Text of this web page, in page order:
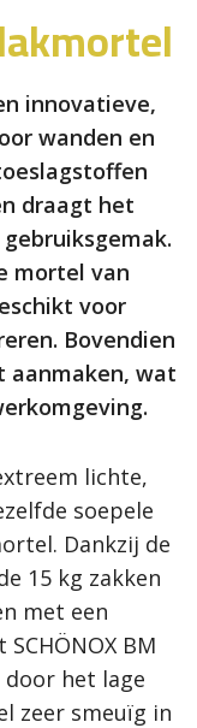
innovatieve,
wanden en
draagt het
mortel van
voor
Bovendien
wat
lichte,
soepele
Dankzij de
15 kg zakken
met een
BM
door het lage
zeer smeuïg in